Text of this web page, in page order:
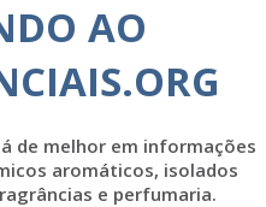
AO
de melhor em informações
aromáticos, isolados
e perfumaria.